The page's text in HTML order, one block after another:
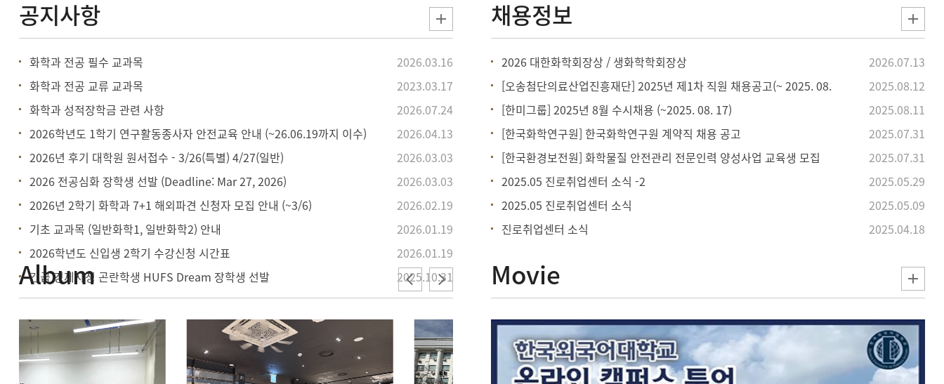
화학과 전공 필수 교과목
2026.03.16
화학과 전공 교류 교과목
2023.03.17
화학과 성적장학금 관련 사항
2026.07.24
2026학년도 1학기 연구활동종사자 안전교육 안내 (~26.06.19까지 이수)
2026.04.13
2026년 후기 대학원 원서접수 - 3/26(특별) 4/27(일반)
2026.03.03
2026 전공심화 장학생 선발 (Deadline: Mar 27, 2026)
2026.03.03
2026년 2학기 화학과 7+1 해외파견 신청자 모집 안내 (~3/6)
2026.02.19
기초 교과목 (일반화학1, 일반화학2) 안내
2026.01.19
2026학년도 신입생 2학기 수강신청 시간표
2026.01.19
긴급 경제사정 곤란학생 HUFS Dream 장학생 선발
2025.10.31
2026 대한화학회장상 / 생화학학회장상
2026.07.13
[오송첨단의료산업진흥재단] 2025년 제1차 직원 채용공고(~ 2025. 08.
2025.08.12
[한미그룹] 2025년 8월 수시채용 (~2025. 08. 17)
2025.08.11
[한국화학연구원] 한국화학연구원 계약직 채용 공고
2025.07.31
[한국환경보전원] 화학물질 안전관리 전문인력 양성사업 교육생 모집
2025.07.31
2025.05 진로취업센터 소식 -2
2025.05.29
2025.05 진로취업센터 소식
2025.05.09
진로취업센터 소식
2025.04.18
Album Movie